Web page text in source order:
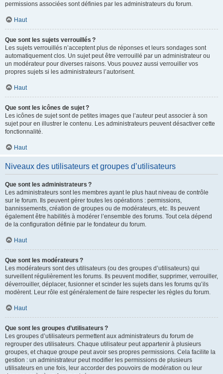
permissions associées sont définies par les administrateurs du forum.
Haut
Que sont les sujets verrouillés ?
Les sujets verrouillés n’acceptent plus de réponses et leurs sondages sont
automatiquement clos. Un sujet peut être verrouillé par un administrateur ou
un modérateur pour diverses raisons. Vous pouvez aussi verrouiller vos
propres sujets si les administrateurs l’autorisent.
Haut
Que sont les icônes de sujet ?
Les icônes de sujet sont de petites images que l’auteur peut associer à son
sujet pour en illustrer le contenu. Les administrateurs peuvent désactiver cette
fonctionnalité.
Haut
Niveaux des utilisateurs et groupes d’utilisateurs
Que sont les administrateurs ?
Les administrateurs sont les membres ayant le plus haut niveau de contrôle
sur le forum. Ils peuvent gérer toutes les opérations : permissions,
bannissements, création de groupes ou de modérateurs, etc. Ils peuvent
également être habilités à modérer l’ensemble des forums. Tout cela dépend
de la configuration définie par le fondateur du forum.
Haut
Que sont les modérateurs ?
Les modérateurs sont des utilisateurs (ou des groupes d’utilisateurs) qui
surveillent régulièrement les forums. Ils peuvent modifier, supprimer, verrouiller,
déverrouiller, déplacer, fusionner et scinder les sujets dans les forums qu’ils
modèrent. Leur rôle est généralement de faire respecter les règles du forum.
Haut
Que sont les groupes d’utilisateurs ?
Les groupes d’utilisateurs permettent aux administrateurs du forum de
regrouper des utilisateurs. Chaque utilisateur peut appartenir à plusieurs
groupes, et chaque groupe peut avoir ses propres permissions. Cela facilite la
gestion : un administrateur peut modifier les permissions de plusieurs
utilisateurs en une fois, leur accorder des pouvoirs de modération ou leur